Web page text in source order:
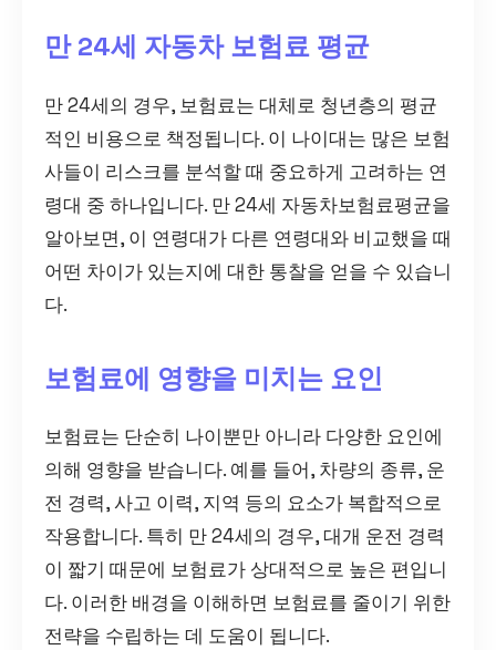
만 24세 자동차 보험료 평균
만 24세의 경우, 보험료는 대체로 청년층의 평균
적인 비용으로 책정됩니다. 이 나이대는 많은 보험
사들이 리스크를 분석할 때 중요하게 고려하는 연
령대 중 하나입니다. 만 24세 자동차보험료평균을
알아보면, 이 연령대가 다른 연령대와 비교했을 때
어떤 차이가 있는지에 대한 통찰을 얻을 수 있습니
다.
보험료에 영향을 미치는 요인
보험료는 단순히 나이뿐만 아니라 다양한 요인에
의해 영향을 받습니다. 예를 들어, 차량의 종류, 운
전 경력, 사고 이력, 지역 등의 요소가 복합적으로
작용합니다. 특히 만 24세의 경우, 대개 운전 경력
이 짧기 때문에 보험료가 상대적으로 높은 편입니
다. 이러한 배경을 이해하면 보험료를 줄이기 위한
전략을 수립하는 데 도움이 됩니다.